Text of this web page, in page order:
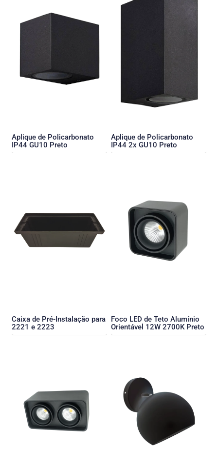
Aplique de Policarbonato
IP44 GU10 Preto
Aplique de Policarbonato
IP44 2x GU10 Preto
Caixa de Pré-Instalaçăo para
2221 e 2223
Foco LED de Teto Alumínio
Orientável 12W 2700K Preto